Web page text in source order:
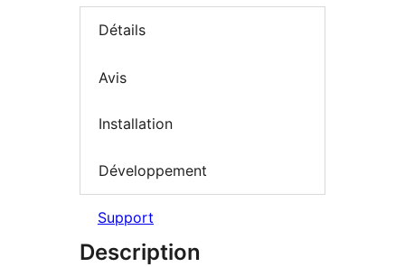
Détails
Avis
Installation
Développement
Support
Description